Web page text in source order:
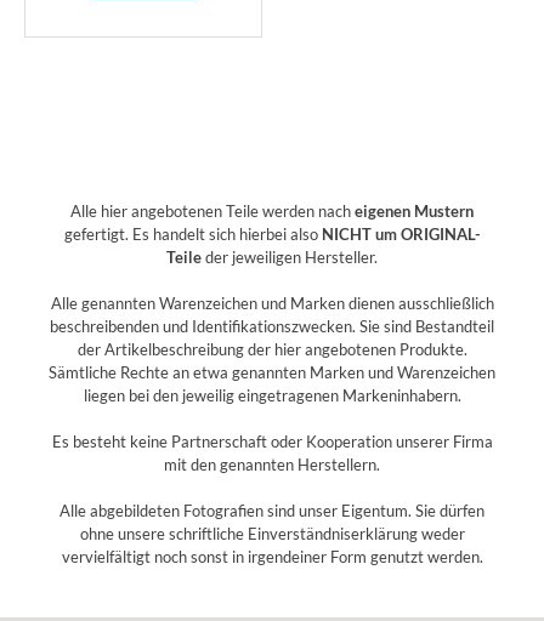
Alle hier angebotenen Teile werden nacheigenen Mustern
gefertigt. Es handelt sich hierbei also NICHT um ORIGINAL-
Teileder jeweiligen Hersteller.
Alle genannten Warenzeichen und Marken dienen ausschließlich
beschreibenden und Identifikationszwecken. Sie sind Bestandteil
der Artikelbeschreibung der hier angebotenen Produkte.
Sämtliche Rechte an etwa genannten Marken und Warenzeichen
liegen bei den jeweilig eingetragenen Markeninhabern.
Es besteht keine Partnerschaft oder Kooperation unserer Firma
mit den genannten Herstellern.
Alle abgebildeten Fotografien sind unser Eigentum. Sie dürfen
ohne unsere schriftliche Einverständniserklärung weder
vervielfältigt noch sonst in irgendeiner Form genutzt werden.